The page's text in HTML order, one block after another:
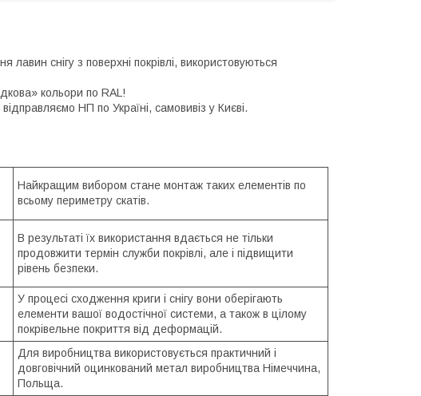
снігу з поверхні покрівлі, використовуються
кольори по RAL!
НП по Україні, самовивіз у Києві.
Найкращим вибором стане монтаж таких елементів по
всьому периметру скатів.
В результаті їх використання вдається не тільки
продовжити термін служби покрівлі, але і підвищити
рівень безпеки.
У процесі сходження криги і снігу вони оберігають
елементи вашої водостічної системи, а також в цілому
покрівельне покриття від деформацій.
Для виробництва використовується практичний і
довговічний оцинкований метал виробництва Німеччина,
Польща.